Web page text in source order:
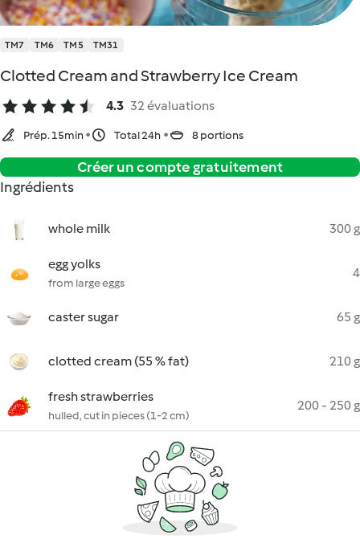
TM7 TM6 TM5 TM31
Clotted Cream and Strawberry Ice Cream
4.3 32 évaluations
Prép. 15min Total 24h 8 portions
Créer un compte gratuitement
Ingrédients
whole milk 300 g
egg yolks
from large eggs
4
caster sugar 65 g
clotted cream (55 % fat) 210 g
fresh strawberries
hulled, cut in pieces (1-2 cm)
200 - 250 g